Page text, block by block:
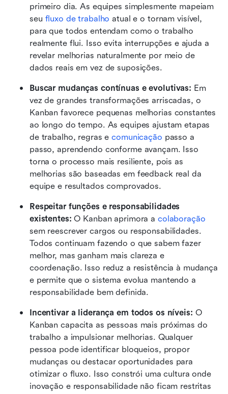
primeiro dia. As equipes simplesmente mapeiam
seu fluxo de trabalho atual e o tornam visível,
para que todos entendam como o trabalho
realmente flui. Isso evita interrupções e ajuda a
revelar melhorias naturalmente por meio de
dados reais em vez de suposições.
Buscar mudanças contínuas e evolutivas: Em
vez de grandes transformações arriscadas, o
Kanban favorece pequenas melhorias constantes
ao longo do tempo. As equipes ajustam etapas
de trabalho, regras e comunicação passo a
passo, aprendendo conforme avançam. Isso
torna o processo mais resiliente, pois as
melhorias são baseadas em feedback real da
equipe e resultados comprovados.
Respeitar funções e responsabilidades
existentes: O Kanban aprimora a colaboração
sem reescrever cargos ou responsabilidades.
Todos continuam fazendo o que sabem fazer
melhor, mas ganham mais clareza e
coordenação. Isso reduz a resistência à mudança
e permite que o sistema evolua mantendo a
responsabilidade bem definida.
Incentivar a liderança em todos os níveis: O
Kanban capacita as pessoas mais próximas do
trabalho a impulsionar melhorias. Qualquer
pessoa pode identificar bloqueios, propor
mudanças ou destacar oportunidades para
otimizar o fluxo. Isso constrói uma cultura onde
inovação e responsabilidade não ficam restritas